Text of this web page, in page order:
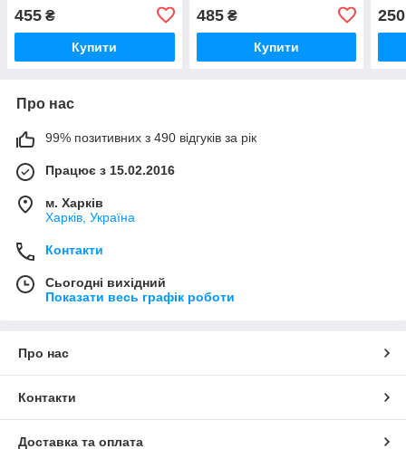
455 ₴
Купити
485₴
Купити
250
Про нас
99% позитивних з 490 відгуків за рік
Працює з 15.02.2016
м. Харків
Харків, Україна
Контакти
Сьогодні вихідний
Показати весь графік роботи
Про нас
Контакти
Доставка та оплата